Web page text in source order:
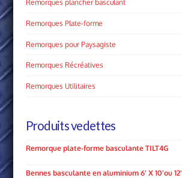
Remorques plancher basculant
Remorques Plate­-forme
Remorques pour Paysagiste
Remorques Récréatives
Remorques Utilitaires
Produits vedettes
Remorque plate-forme basculante TILT4G
Bennes basculante en aluminium 6' X 10'ou 12'